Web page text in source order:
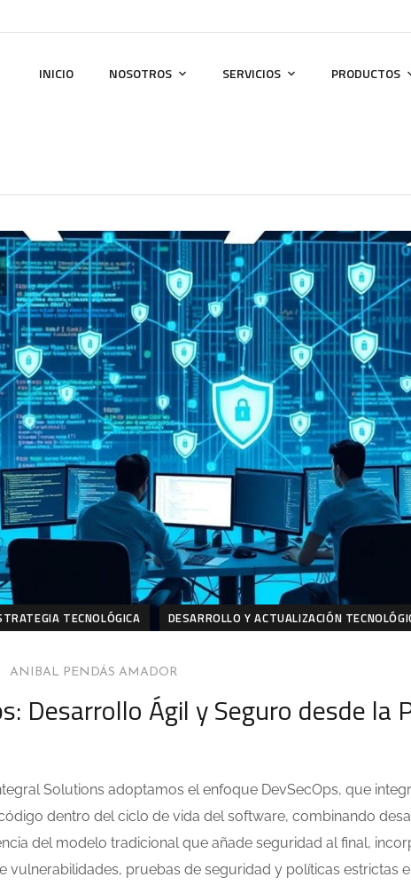
INICIO NOSOTROS SERVICIOS PRODUCTOS
TECNOLÓGICA DESARROLLO Y ACTUALIZACIÓN
ANIBAL PENDÁS AMADOR
Desarrollo Ágil y Seguro desde la
Solutions adoptamos el enfoque DevSecOps, que
dentro del ciclo de vida del software, combinando
del modelo tradicional que añade seguridad al final,
vulnerabilidades, pruebas de seguridad y políticas estrictas